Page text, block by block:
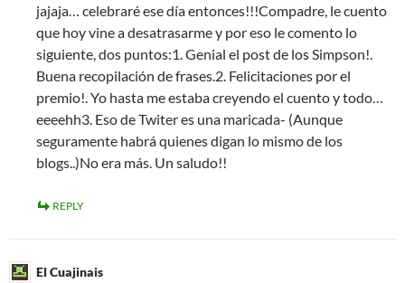
jajaja… celebraré ese día entonces!!!Compadre, le cuento
que hoy vine a desatrasarme y por eso le comento lo
siguiente, dos puntos:1. Genial el post de los Simpson!.
Buena recopilación de frases.2. Felicitaciones por el
premio!. Yo hasta me estaba creyendo el cuento y todo…
eeeehh3. Eso de Twiter es una maricada- (Aunque
seguramente habrá quienes digan lo mismo de los
blogs..)No era más. Un saludo!!
REPLY
El Cuajinais